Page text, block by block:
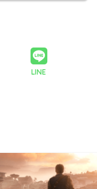
LINE